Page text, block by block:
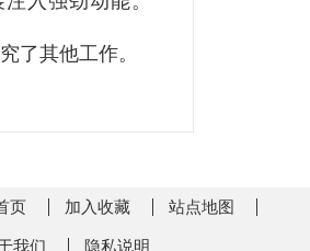
了其他工作。
页 加入收藏 站点地图
我们 隐私说明